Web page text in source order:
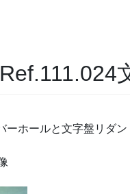
ーホールと文字盤リダン